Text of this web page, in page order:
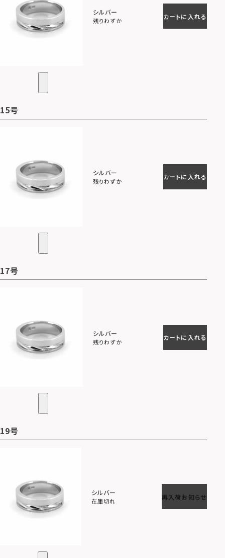
シルバー
残りわずか
カートに入れる
15号
シルバー
残りわずか
カートに入れる
17号
シルバー
残りわずか
カートに入れる
19号
シルバー
在庫切れ
再入荷お知らせ